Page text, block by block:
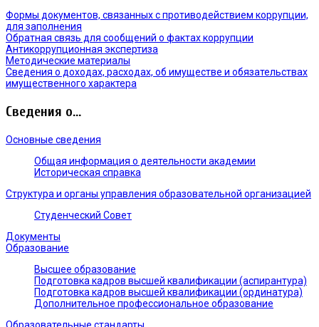
Формы документов, связанных с противодействием коррупции,
для заполнения
Обратная связь для сообщений о фактах коррупции
Антикоррупционная экспертиза
Методические материалы
Сведения о доходах, расходах, об имуществе и обязательствах
имущественного характера
Сведения о...
Основные сведения
Общая информация о деятельности академии
Историческая справка
Структура и органы управления образовательной организацией
Студенческий Совет
Документы
Образование
Высшее образование
Подготовка кадров высшей квалификации (аспирантура)
Подготовка кадров высшей квалификации (ординатура)
Дополнительное профессиональное образование